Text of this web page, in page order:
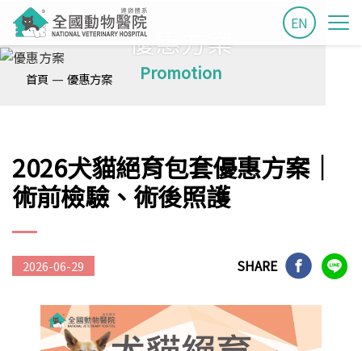
EN
優惠方案
Promotion
首頁 — 優惠方案
2026犬貓絕育包套優惠方案│
術前檢驗、術後照護
2026-06-29 SHARE